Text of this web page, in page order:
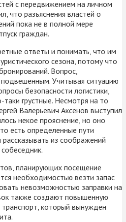
с передвижением на личном
что разъяснения властей о
пока не в полной мере
граждан.
ответы и понимать, что им
сезона, потому что
Вопрос,
Учитывая ситуацию
безопасности логистики,
грустные. Несмотря на то
Валерьевич Аксенов выступил
некое прояснение, но оно
есть определенные пути
из соображений
планирующих посещение
необходимостью везти запас
невозможностью заправки на
также создают повышенную
который вынужден